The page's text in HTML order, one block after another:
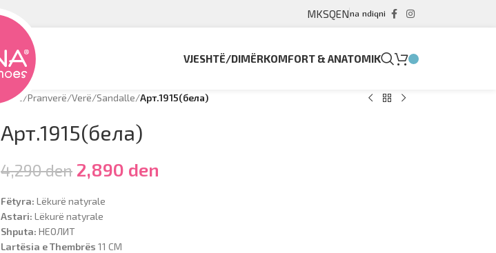
MKSQENna ndiqni
VJESHTË/DIMËRKOMFORT & ANATOMIK
Hyrje /Pranverë/Verë/Sandalle/Арт.1915(бела)
Арт.1915(бела)
4,290den 2,890 den
Fëtyra: Lëkurë natyrale
Astari: Lëkurë natyrale
Shputa: НЕОЛИТ
Lartësia e Thembrës 11 CM